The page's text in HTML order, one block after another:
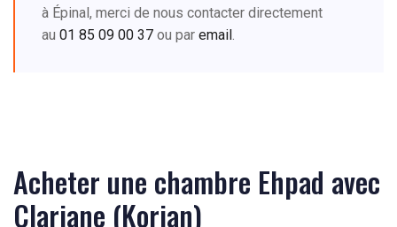
à Épinal, merci de nous contacter directement
au 01 85 09 00 37 ou par email
Acheter une chambre Ehpad avec
Clariane (Korian)